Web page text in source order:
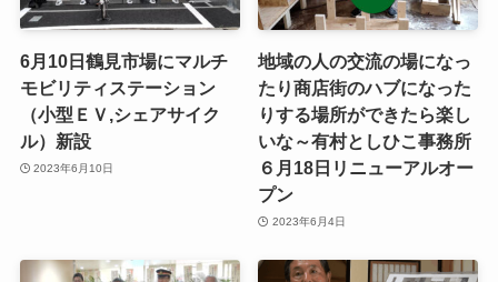
6月10日鶴見市場にマルチ
モビリティステーション
（小型ＥＶ,シェアサイク
ル）新設
2023年6月10日
地域の人の交流の場になっ
たり商店街のハブになった
りする場所ができたら楽し
いな～有村としひこ事務所
６月18日リニューアルオー
プン
2023年6月4日